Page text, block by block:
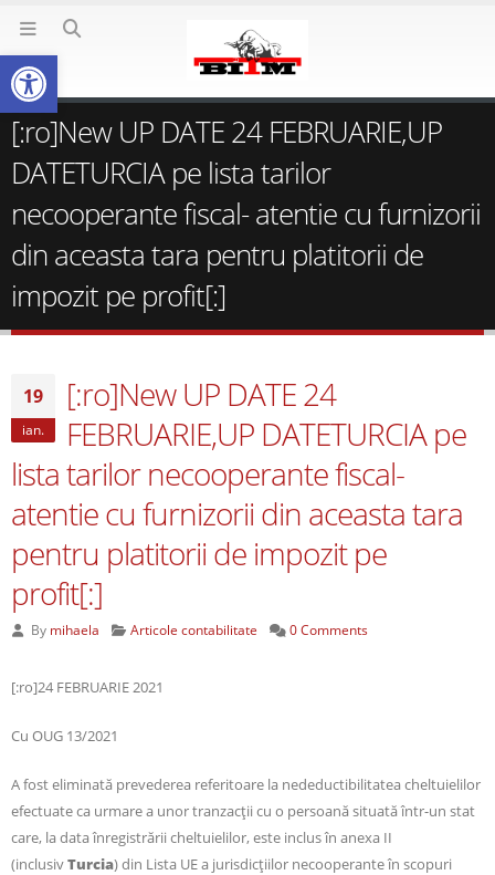
[:ro]New UP DATE 24 FEBRUARIE,UP
DATETURCIA pe lista tarilor
necooperante fiscal- atentie cu furnizorii
din aceasta tara pentru platitorii de
impozit pe profit[:]
19
ian.
[:ro]New UP DATE 24
FEBRUARIE,UP DATETURCIA pe
lista tarilor necooperante fiscal-
atentie cu furnizorii din aceasta tara
pentru platitorii de impozit pe
profit[:]
By mihaela Articole contabilitate 0 Comments
[:ro]24 FEBRUARIE 2021
Cu OUG 13/2021
A fost eliminată prevederea referitoare la nedeductibilitatea cheltuielilor
efectuate ca urmare a unor tranzacţii cu o persoană situată într-un stat
care, la data înregistrării cheltuielilor, este inclus în anexa II
(inclusivTurcia) din Lista UE a jurisdicţiilor necooperante în scopuri
Deschide bara de unelte